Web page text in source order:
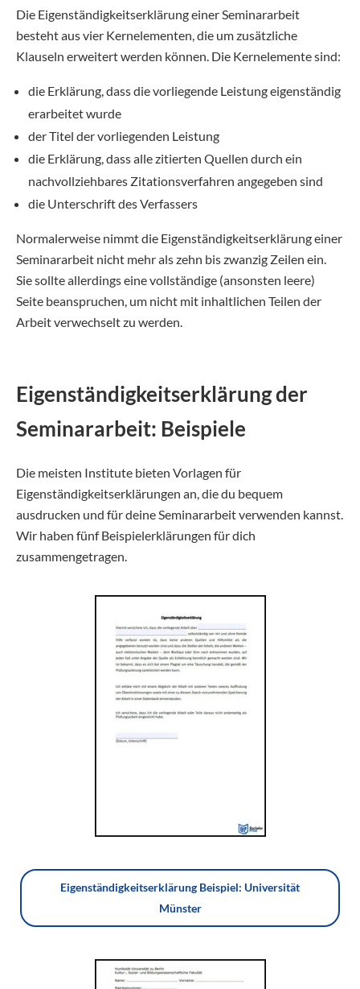
Die Eigenständigkeitserklärung einer Seminararbeit
besteht aus vier Kernelementen, die um zusätzliche
Klauseln erweitert werden können. Die Kernelemente sind:
die Erklärung, dass die vorliegende Leistung eigenständig
erarbeitet wurde
der Titel der vorliegenden Leistung
die Erklärung, dass alle zitierten Quellen durch ein
nachvollziehbares Zitationsverfahren angegeben sind
die Unterschrift des Verfassers
Normalerweise nimmt die Eigenständigkeitserklärung einer
Seminararbeit nicht mehr als zehn bis zwanzig Zeilen ein.
Sie sollte allerdings eine vollständige (ansonsten leere)
Seite beanspruchen, um nicht mit inhaltlichen Teilen der
Arbeit verwechselt zu werden.
Eigenständigkeitserklärung der
Seminararbeit: Beispiele
Die meisten Institute bieten Vorlagen für
Eigenständigkeitserklärungen an, die du bequem
ausdrucken und für deine Seminararbeit verwenden kannst.
Wir haben fünf Beispielerklärungen für dich
zusammengetragen.
Eigenständigkeitserklärung Beispiel: Universität
Münster